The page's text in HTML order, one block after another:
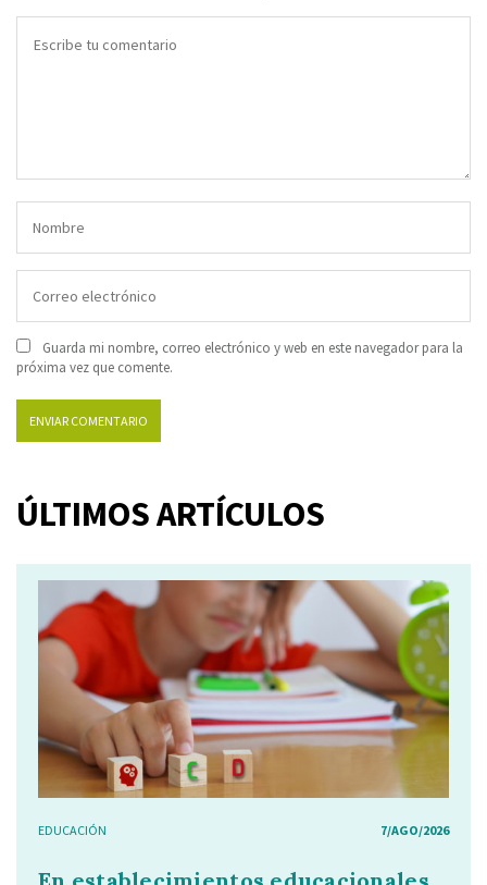
Guarda mi nombre, correo electrónico y web en este navegador para la
próxima vez que comente.
ÚLTIMOS ARTÍCULOS
EDUCACIÓN 7/AGO/2026